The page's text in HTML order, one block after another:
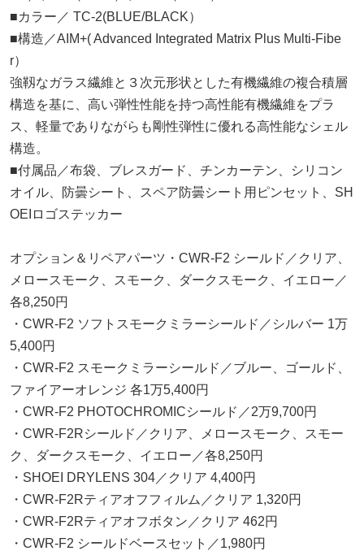
■カラー／ TC-2(BLUE/BLACK）
■構造／AIM+( Advanced Integrated Matrix Plus Multi-Fibe
r）
強靱なガラス繊維と３次元形状とした有機繊維の複合積層
構造を基に、高い弾性性能を持つ高性能有機繊維をプラ
ス、軽量でありながらも剛性弾性に優れる高性能なシェル
構造。
■付属品／布袋、ブレスガード、チンカーテン、シリコン
オイル、防曇シート、スペア防曇シート用ピンセット、SH
OEIロゴステッカー
オプション＆リペアパーツ・CWR-F2 シールド／クリア、
メロースモーク、スモーク、ダークスモーク、イエロー／
各8,250円
・CWR-F2 ソフトスモークミラーシールド／シルバー 1万
5,400円
・CWR-F2 スモークミラーシールド／ブルー、ゴールド、
ファイアーオレンジ 各1万5,400円
・CWR-F2 PHOTOCHROMICシールド／2万9,700円
・CWR-F2Rシールド／クリア、メロースモーク、スモー
ク、ダークスモーク、イエロー／各8,250円
・SHOEI DRYLENS 304／クリア 4,400円
・CWR-F2Rティアオフフィルム／クリア 1,320円
・CWR-F2Rティアオフボタン／クリア 462円
・CWR-F2 シールドベースセット／1,980円